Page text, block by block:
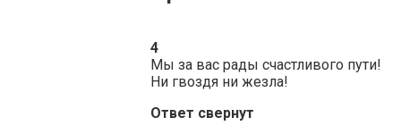
4
Мы за вас рады счастливого пути!
Ни гвоздя ни жезла!
Ответ свернут